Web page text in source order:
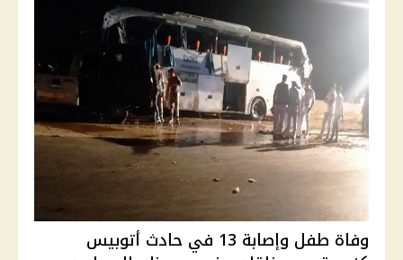
وفاة طفل وإصابة 13 في حادث أتوبيس